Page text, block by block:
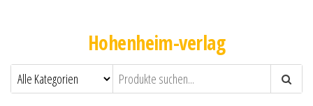
Hohenheim-verlag